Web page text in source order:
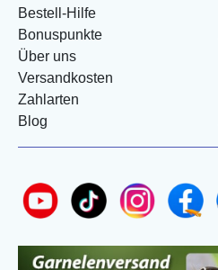
Bestell-Hilfe
Bonuspunkte
Über uns
Versandkosten
Zahlarten
Blog